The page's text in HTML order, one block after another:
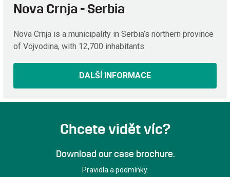
Nova Crnja - Serbia
Nova Crnja is a municipality in Serbia’s northern province
of Vojvodina, with 12,700 inhabitants.
DALŠÍ INFORMACE
Chcete vidět víc?
Download our case brochure.
Pravidla a podmínky.